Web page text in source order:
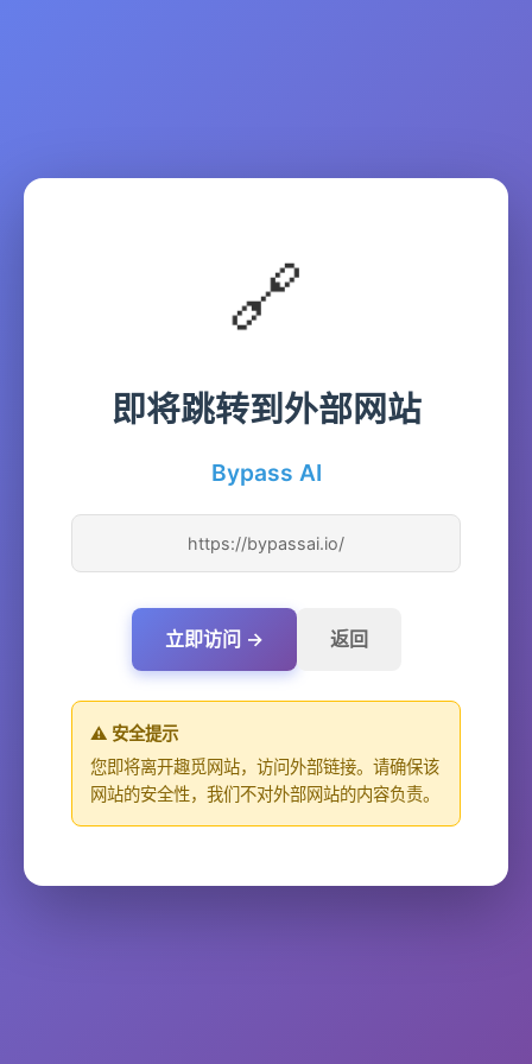
🔗
即将跳转到外部网站
Bypass AI
https://bypassai.io/
立即访问 → 返回
⚠️ 安全提示
您即将离开趣觅网站，访问外部链接。请确保该
网站的安全性，我们不对外部网站的内容负责。